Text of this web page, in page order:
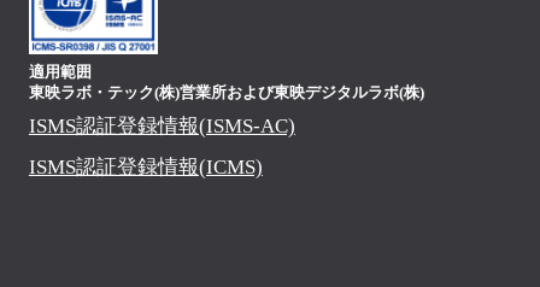
適用範囲
東映ラボ・テック(株)営業所および東映デジタルラボ(株)
ISMS認証登録情報(ISMS-AC)
ISMS認証登録情報(ICMS)